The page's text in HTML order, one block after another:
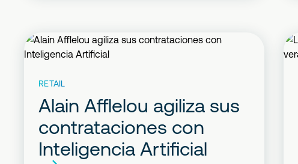
RETAIL
Alain Afflelou agiliza sus
contrataciones con
Inteligencia Artificial